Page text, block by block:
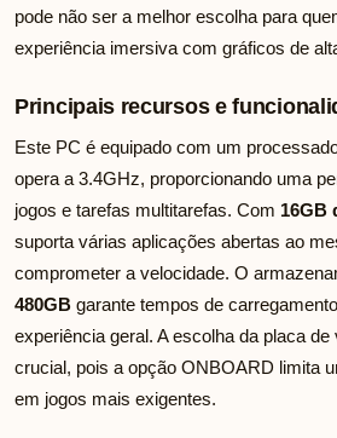
pode não ser a melhor escolha para
experiência imersiva com gráficos de
Principais recursos e
Este PC é equipado com um
opera a 3.4GHz, proporcionando uma
jogos e tarefas multitarefas. Com 16GB
suporta várias aplicações abertas ao
comprometer a velocidade. O
480GB garante tempos de
experiência geral. A escolha da placa
crucial, pois a opção ONBOARD limita
em jogos mais exigentes.